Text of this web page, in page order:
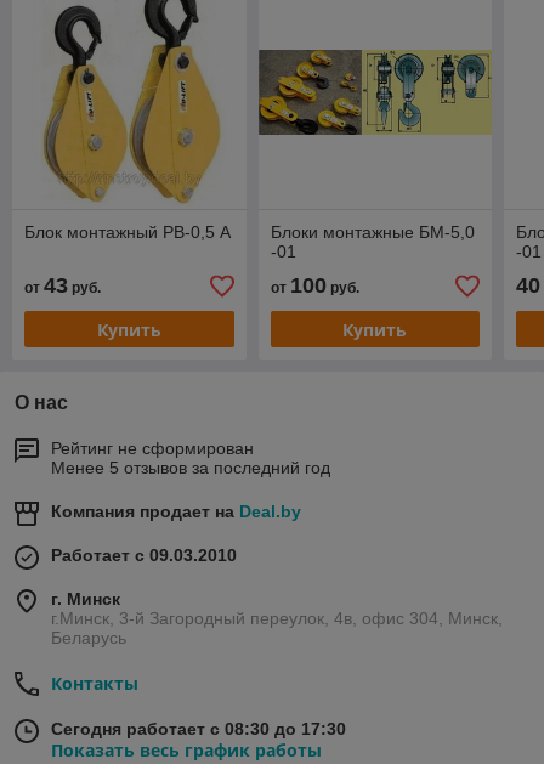
Блок монтажный РВ-0,5 А
от 43 руб.
Купить
Блоки монтажные БМ-5,0
-01
от 100руб.
Купить
-01
40
О нас
Рейтинг не сформирован
Менее 5 отзывов за последний год
Компания продает на Deal.by
Работает с 09.03.2010
г. Минск
г.Минск, 3-й Загородный переулок, 4в, офис 304, Минск,
Беларусь
Контакты
Сегодня работает с 08:30 до 17:30
Показать весь график работы